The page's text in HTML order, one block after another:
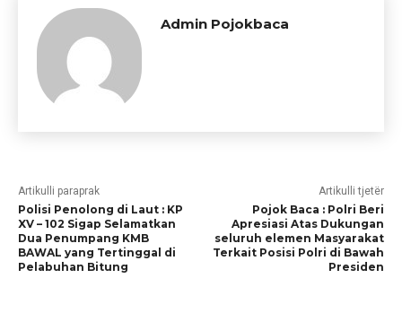
Admin Pojokbaca
Artikulli paraprak
Polisi Penolong di Laut : KP
XV – 102 Sigap Selamatkan
Dua Penumpang KMB
BAWAL yang Tertinggal di
Pelabuhan Bitung
Artikulli tjetër
Pojok Baca : Polri Beri
Apresiasi Atas Dukungan
seluruh elemen Masyarakat
Terkait Posisi Polri di Bawah
Presiden